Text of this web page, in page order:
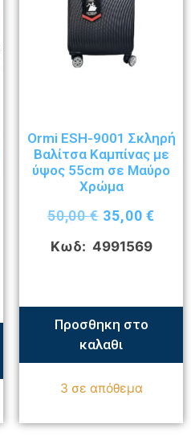
Ormi ESH-9001 Σκληρή
Βαλίτσα Καμπίνας με
ύψος 55cm σε Μαύρο
Χρώμα
50,00€ 35,00€
Κωδ: 4991569
Προσθηκη στο
καλαθι
3 σε απόθεμα